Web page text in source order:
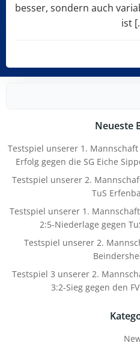
besser, sondern auch
ist
Neueste
Testspiel unserer 1.
Erfolg gegen die SG Eiche
Testspiel unserer 2.
TuS
Testspiel unserer 1.
2:5-Niederlage gegen
Testspiel unserer 2.
Testspiel 3 unserer 2.
3:2-Sieg gegen den